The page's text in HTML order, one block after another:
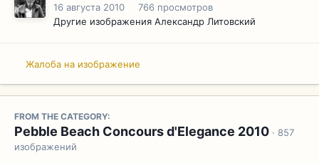
16 августа 2010
766 просмотров
Другие изображения Александр Литовский
Жалоба на изображение
FROM THE CATEGORY:
Pebble Beach Concours d'Elegance 2010 · 857
изображений